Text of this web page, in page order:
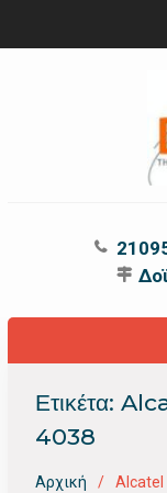
Ετικέτα:
4038
Αρχική Alcatel